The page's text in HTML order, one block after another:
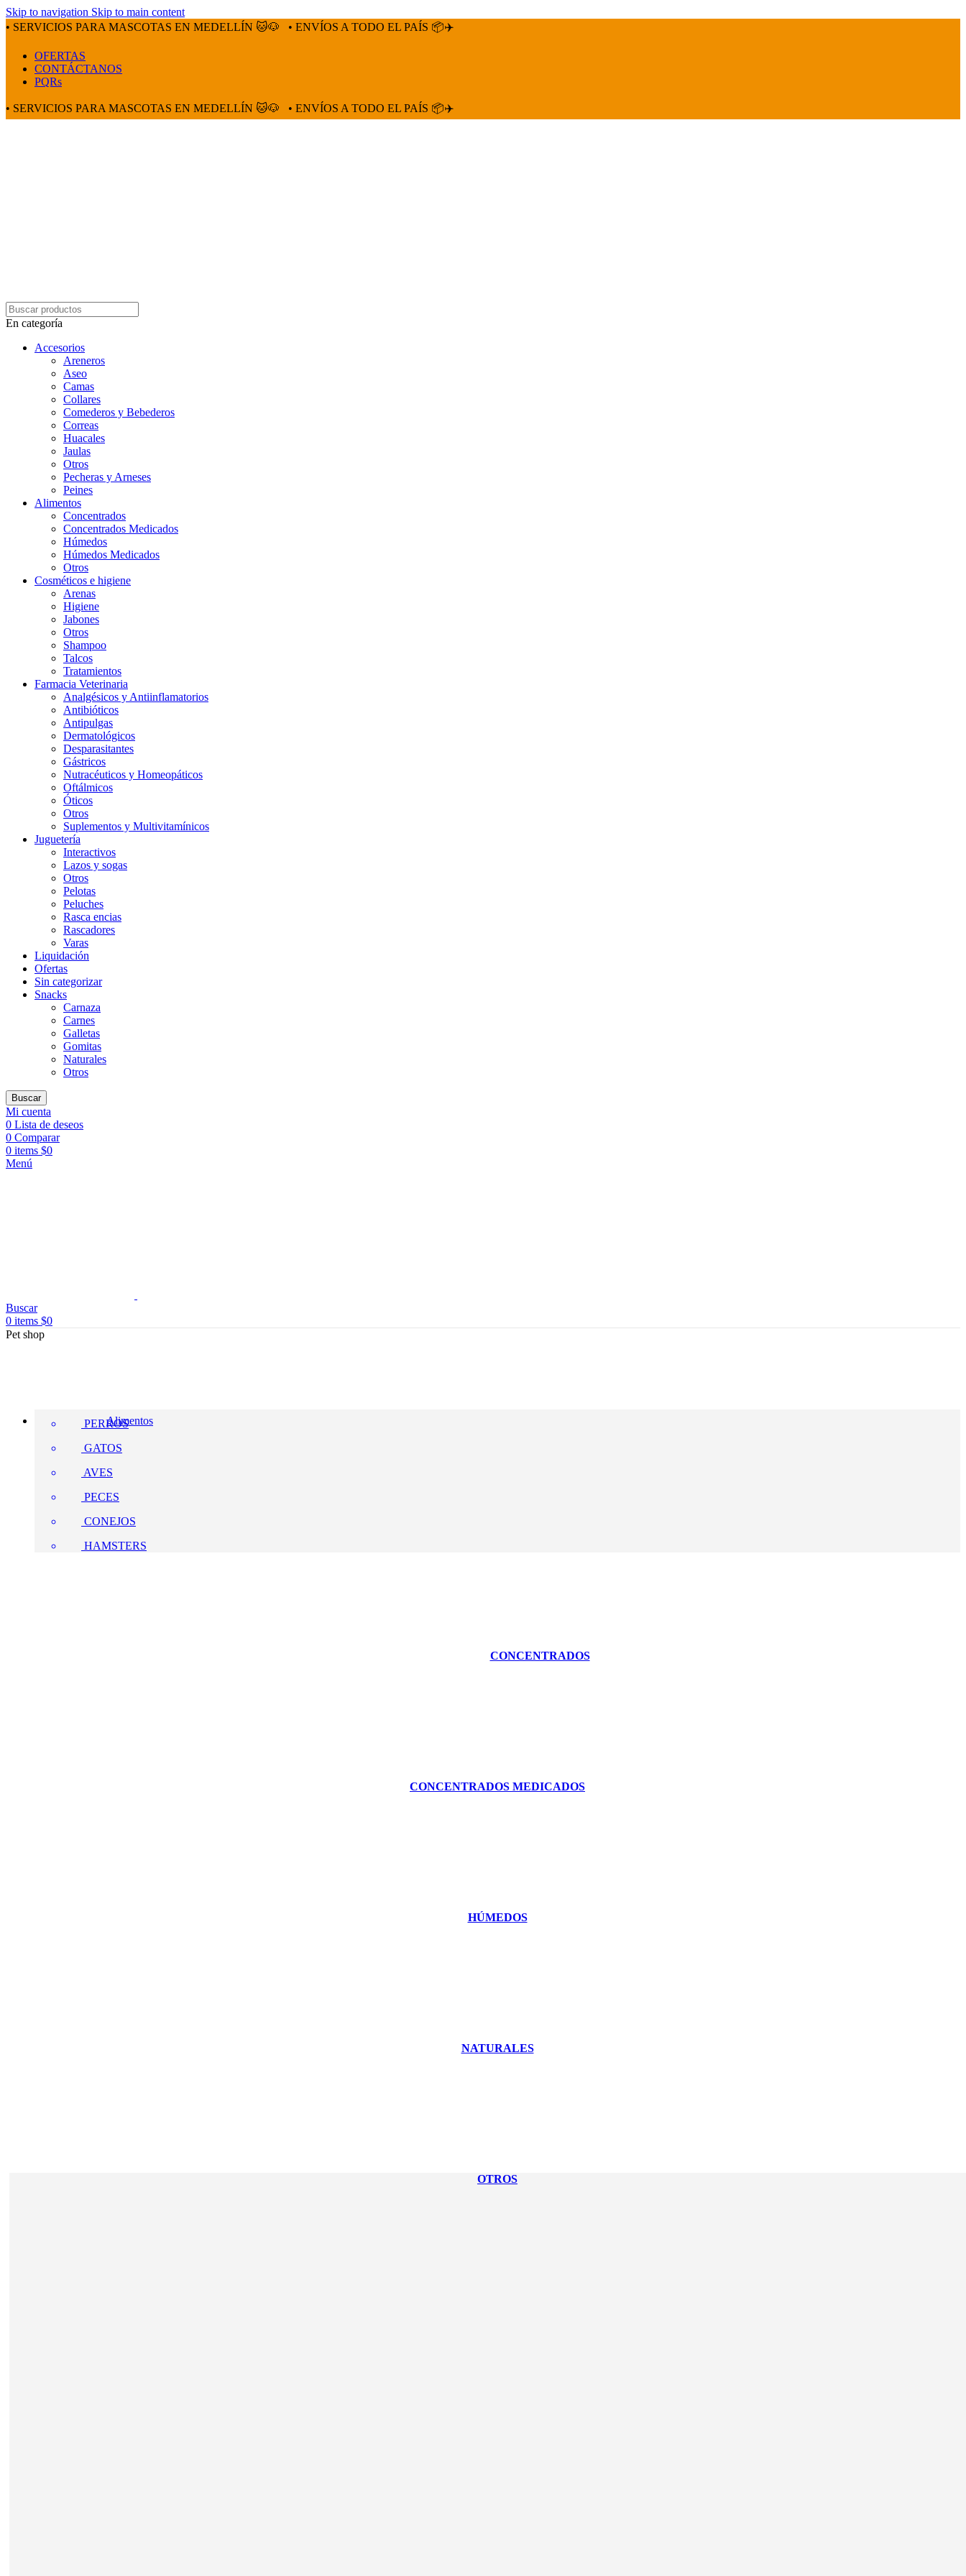
Skip to navigation Skip to main content
• SERVICIOS PARA MASCOTAS EN MEDELLÍN 🐱🐶
• ENVÍOS A TODO EL PAÍS 📦✈️
OFERTAS
CONTÁCTANOS
PQRs
• SERVICIOS PARA MASCOTAS EN MEDELLÍN 🐱🐶 • ENVÍOS A TODO EL PAÍS 📦✈️
En categoría
Accesorios
Areneros
Aseo
Camas
Collares
Comederos y Bebederos
Correas
Huacales
Jaulas
Otros
Pecheras y Arneses
Peines
Alimentos
Concentrados
Concentrados Medicados
Húmedos
Húmedos Medicados
Otros
Cosméticos e higiene
Arenas
Higiene
Jabones
Otros
Shampoo
Talcos
Tratamientos
Farmacia Veterinaria
Analgésicos y Antiinflamatorios
Antibióticos
Antipulgas
Dermatológicos
Desparasitantes
Gástricos
Nutracéuticos y Homeopáticos
Oftálmicos
Óticos
Otros
Suplementos y Multivitamínicos
Juguetería
Interactivos
Lazos y sogas
Otros
Pelotas
Peluches
Rasca encias
Rascadores
Varas
Liquidación
Ofertas
Sin categorizar
Snacks
Carnaza
Carnes
Galletas
Gomitas
Naturales
Otros
Buscar
Mi cuenta
0 Lista de deseos
0 Comparar
0 items $0
Menú
Buscar
0 items $0
Pet shop
Alimentos
PERROS
GATOS
AVES
PECES
CONEJOS
HAMSTERS
CONCENTRADOS
CONCENTRADOS MEDICADOS
HÚMEDOS
NATURALES
OTROS